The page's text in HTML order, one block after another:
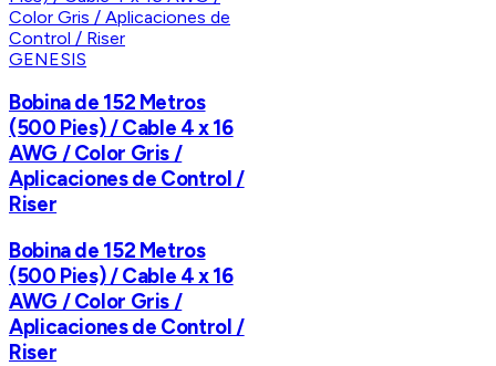
GENESIS
Bobina de 152 Metros
(500 Pies) / Cable 4 x 16
AWG / Color Gris /
Aplicaciones de Control /
Riser
Bobina de 152 Metros
(500 Pies) / Cable 4 x 16
AWG / Color Gris /
Aplicaciones de Control /
Riser